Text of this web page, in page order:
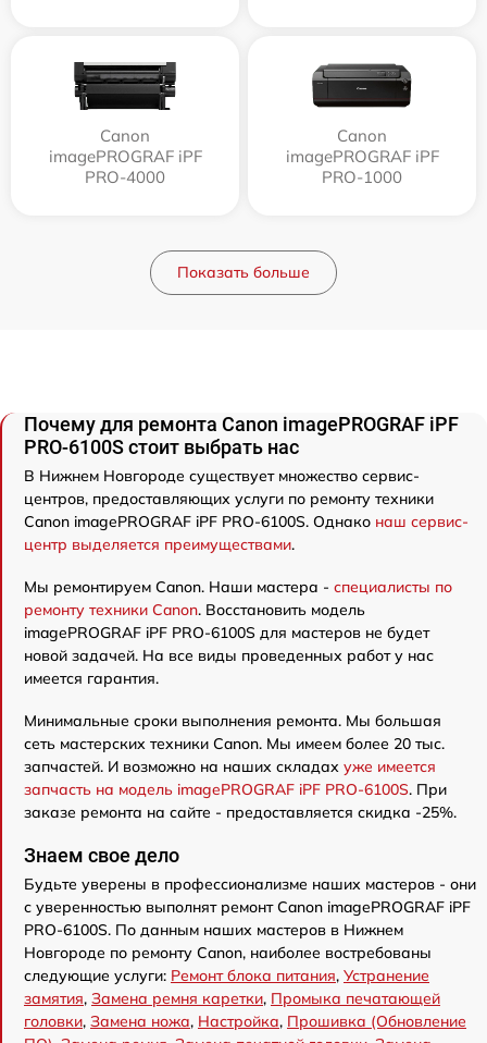
Canon
imagePROGRAF iPF
PRO-4000
Canon
imagePROGRAF iPF
PRO-1000
Показать больше
Почему для ремонта Canon imagePROGRAF iPF
PRO-6100S стоит выбрать нас
В Нижнем Новгороде существует множество сервис-
центров, предоставляющих услуги по ремонту техники
Canon imagePROGRAF iPF PRO-6100S. Однако наш сервис-
центр выделяется преимуществами.
Мы ремонтируем Canon. Наши мастера - специалисты по
ремонту техники Canon. Восстановить модель
imagePROGRAF iPF PRO-6100S для мастеров не будет
новой задачей. На все виды проведенных работ у нас
имеется гарантия.
Минимальные сроки выполнения ремонта. Мы большая
сеть мастерских техники Canon. Мы имеем более 20 тыс.
запчастей. И возможно на наших складах уже имеется
запчасть на модель imagePROGRAF iPF PRO-6100S. При
заказе ремонта на сайте - предоставляется скидка -25%.
Знаем свое дело
Будьте уверены в профессионализме наших мастеров - они
с уверенностью выполнят ремонт Canon imagePROGRAF iPF
PRO-6100S. По данным наших мастеров в Нижнем
Новгороде по ремонту Canon, наиболее востребованы
следующие услуги: Ремонт блока питания, Устранение
замятия, Замена ремня каретки, Промыка печатающей
головки, Замена ножа, Настройка, Прошивка (Обновление